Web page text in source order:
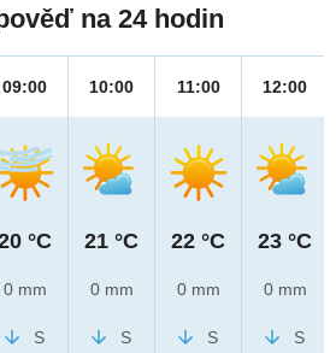
na 24 hodin
09:00
°C
0 mm
S
10:00
21 °C
0 mm
S
11:00
22 °C
0 mm
S
12:00
23 °C
0 mm
S